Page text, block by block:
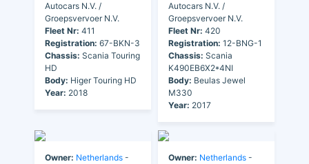
Autocars N.V. /
Groepsvervoer N.V.
Fleet Nr: 411
Registration: 67-BKN-3
Chassis: Scania Touring
HD
Body: Higer Touring HD
Year: 2018
Autocars N.V. /
Groepsvervoer N.V.
Fleet Nr: 420
Registration: 12-BNG-1
Chassis: Scania
K490EB6X2*4NI
Body: Beulas Jewel
M330
Year: 2017
Owner: Netherlands -
Owner: Netherlands -